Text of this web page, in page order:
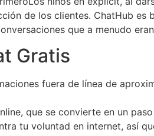
de los clientes. ChatHub
que a menudo
Gratis
fuera de línea de
que se convierte en un
tu voluntad en internet, así